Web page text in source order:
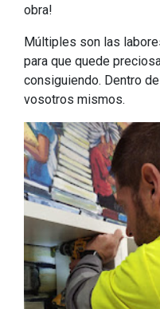
obra!
Múltiples son las
para que quede
consiguiendo. Dentro
vosotros mismos.